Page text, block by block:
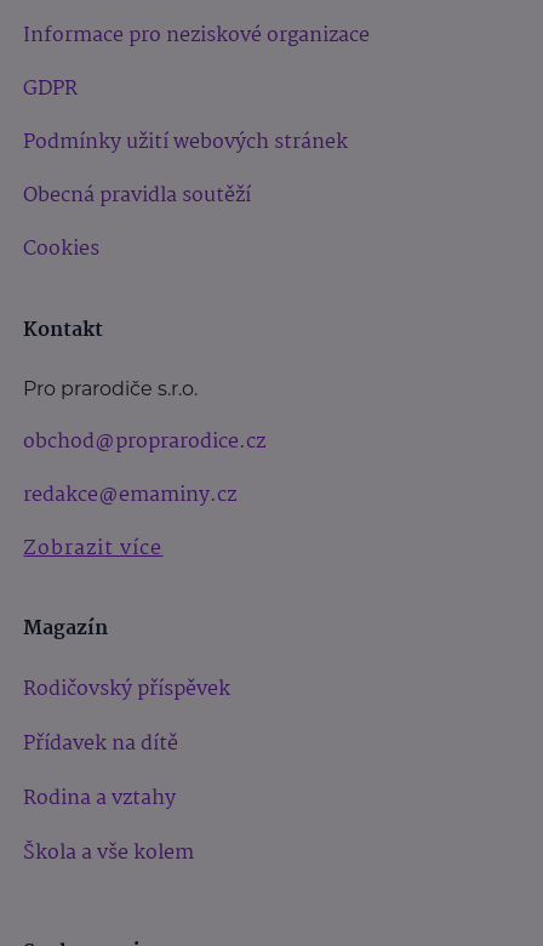
Informace pro neziskové organizace
GDPR
Podmínky užití webových stránek
Obecná pravidla soutěží
Cookies
Kontakt
Pro prarodiče s.r.o.
obchod@proprarodice.cz
redakce@emaminy.cz
Zobrazit více
Magazín
Rodičovský příspěvek
Přídavek na dítě
Rodina a vztahy
Škola a vše kolem